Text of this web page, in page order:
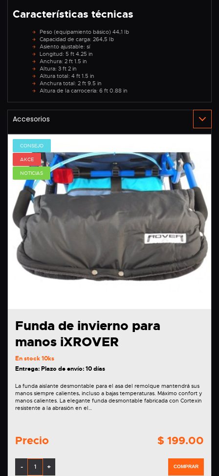
Características técnicas
Peso (equipamiento básico) 44,1 lb
Capacidad de carga: 264,5 lb
Asiento ajustable: sí
Longitud: 5 ft 4.25 in
Anchura: 2 ft 1.5 in
Altura: 3 ft 2 in
Altura total: 4 ft 1.5 in
Anchura total: 2 ft 9.5 in
Altura de la carrocería: 6 ft 0.88 in
CONSEJO
AKCE
NOTICIAS
Funda de invierno para
manos iXROVER
En stock10ks
Entrega: Plazo de envío: 10 días
La funda aislante desmontable para el asa del remolque mantendrá sus
manos siempre calientes, incluso a bajas temperaturas. Máximo confort y
manos calientes. La elegante funda desmontable fabricada con Cortexin
resistente a la abrasión en el…
Precio $ 199.00
- + COMPRAR